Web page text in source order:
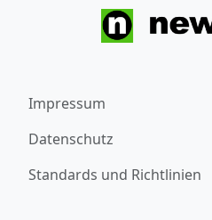
Impressum
Datenschutz
Standards und Richtlinien